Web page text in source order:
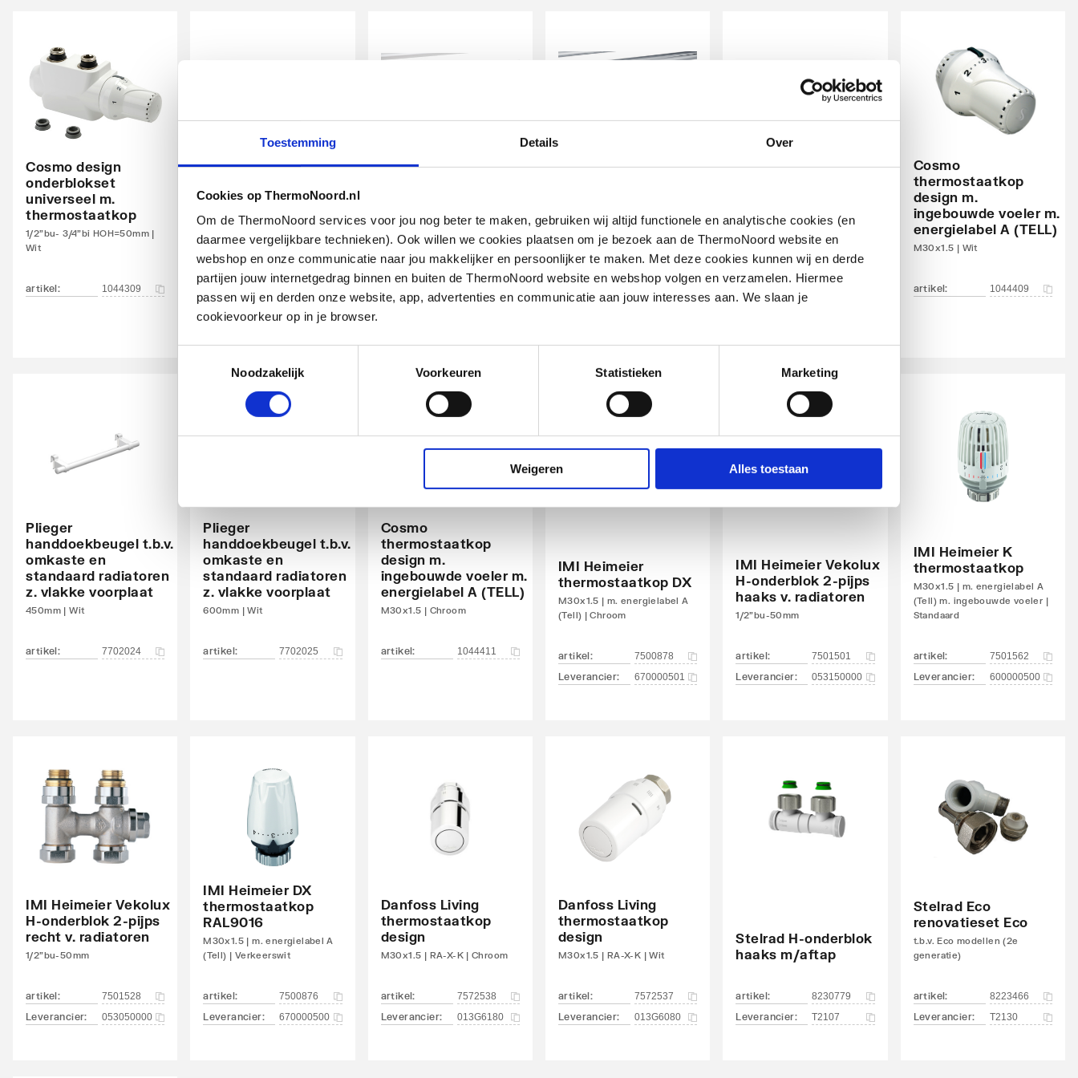
Toestemming Details Over
Cookies op ThermoNoord.nl
Om de ThermoNoord services voor jou nog beter te maken, gebruiken wij altijd functionele en analytische cookies (en
daarmee vergelijkbare technieken). Ook willen we cookies plaatsen om je bezoek aan de ThermoNoord website en
webshop en onze communicatie naar jou makkelijker en persoonlijker te maken. Met deze cookies kunnen wij en derde
partijen jouw internetgedrag binnen en buiten de ThermoNoord website en webshop volgen en verzamelen. Hiermee
passen wij en derden onze website, app, advertenties en communicatie aan jouw interesses aan. We slaan je
cookievoorkeur op in je browser.
Noodzakelijk
Voorkeuren Statistieken Marketing
Weigeren Alles toestaan
laboratorium
N-exponent
Max. werkdruk 10
Standaard kleur Ja
Kleur Wit
9016
Glansgraad Glanzend
Ja
Aantal standaard aansluitingen
Aansluitcombi 18 onderzijde links/onderzijde
rechts
Nee
Aansluitcombi 32 zijkant linksboven/zijkant
Nee
Aansluitcombi 37 zijkant linksboven/zijkant
Nee
Aansluitcombi 45 bovenzijde links/bovenzijde
rechts
Aansluitcombi 48 bovenzijde links/onderzijde
rechts
Aansluitcombi 58 bovenzijde
rechts/onderzijde rechts
linksonder
Cosmo design
onderblokset
universeel m.
thermostaatkop
1/2"bu- 3/4"bi HOH=50mm |
Wit
artikel: 1044309
Cosmo design
universeel m.
thermostaatkop
1/2"bu- 3/4"bi HOH=50mm |
Chroom
artikel
IMI Heimeier Multilux
recht en haaks
R1/2" - G3/4" HOH 50mm |
design-uitvoering | Wit
artikel: 1602445
IMI Heimeier Multilux
recht en haaks
R1/2" - G3/4" HOH 50mm |
design-uitvoering | Chroom
artikel: 1602447
4 aansluitset, 1 of 2-
pijps
Zwart
artikel:
Cosmo
thermostaatkop
design m.
ingebouwde voeler m.
energielabel A (TELL)
M30x1.5 | Wit
artikel: 1044409
Plieger
handdoekbeugel t.b.v.
omkaste en
standaard radiatoren
z. vlakke voorplaat
450mm | Wit
artikel: 7702024
Plieger
handdoekbeugel t.b.v.
omkaste en
standaard radiatoren
z. vlakke voorplaat
600mm | Wit
artikel: 7702025
Cosmo
thermostaatkop
design m.
ingebouwde voeler m.
energielabel A (TELL)
M30x1.5 | Chroom
artikel: 1044411
IMI Heimeier
thermostaatkop DX
M30x1.5 | m. energielabel A
(Tell) | Chroom
artikel: 7500878
Leverancier: 670000501
IMI Heimeier Vekolux
H-onderblok 2-pijps
haaks v. radiatoren
1/2"bu-50mm
artikel: 7501501
Leverancier: 053150000
IMI Heimeier K
thermostaatkop
M30x1.5 | m. energielabel A
(Tell) m. ingebouwde voeler |
Standaard
artikel: 7501562
Leverancier: 600000500
IMI Heimeier Vekolux
H-onderblok 2-pijps
recht v. radiatoren
1/2"bu-50mm
artikel: 7501528
Leverancier: 053050000
IMI Heimeier DX
thermostaatkop
RAL9016
M30x1.5 | m. energielabel A
(Tell) | Verkeerswit
artikel: 7500876
Leverancier: 670000500
Danfoss Living
thermostaatkop
design
M30x1.5 | RA-X-K | Chroom
artikel: 7572538
Leverancier: 013G6180
Danfoss Living
thermostaatkop
design
M30x1.5 | RA-X-K | Wit
artikel: 7572537
Leverancier: 013G6080
Stelrad H-onderblok
haaks m/aftap
artikel: 8230779
Leverancier: T2107
Stelrad Eco
renovatieset Eco
t.b.v. Eco modellen (2e
generatie)
artikel: 8223466
Leverancier: T2130